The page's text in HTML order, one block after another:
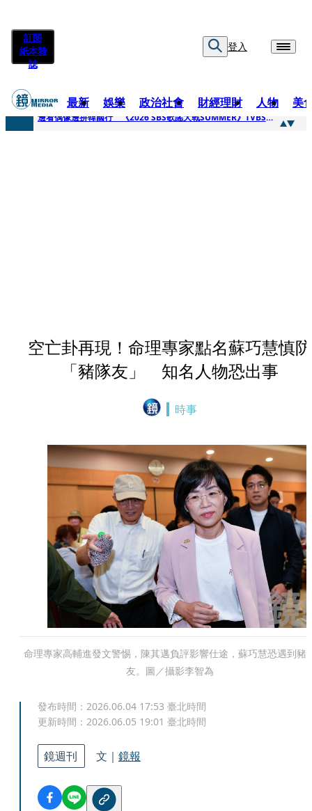
訂閱
紙本雜
誌
登入
最新 娛樂 政治社會 財經理財 人物 美
快訊
邊看偶像邊拚韓國行 《2026 SBS歌謠大戰SUMMER》TVBS直播祭追星福利
空亡卦再現！命理專家點名蘇巧慧慎防
「豬隊友」 知名人物恐出事
時事
命理專家高輔進發文警惕，陳其邁負評影響仕途，蘇巧慧恐遇到豬
友。圖／攝影李智為
發布時間： 2026.06.04 17:53 臺北時間
更新時間： 2026.06.05 19:01 臺北時間
鏡週刊 文｜ 鏡報